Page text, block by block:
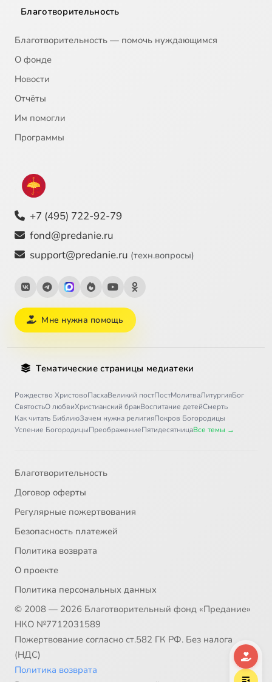
Благотворительность
Благотворительность — помочь нуждающимся
О фонде
Новости
Отчёты
Им помогли
Программы
+7 (495) 722-92-79
fond@predanie.ru
support@predanie.ru (техн.вопросы)
Мне нужна помощь
Тематические страницы медиатеки
Рождество ХристовоПасхаВеликий постПостМолитваЛитургияБог
СвятостьО любвиХристианский бракВоспитание детейСмерть
Как читать БиблиюЗачем нужна религияПокров Богородицы
Успение БогородицыПреображениеПятидесятницаВсе темы →
Благотворительность
Договор оферты
Регулярные пожертвования
Безопасность платежей
Политика возврата
О проекте
Политика персональных данных
© 2008 — 2026 Благотворительный фонд «Предание»
НКО №7712031589
Пожертвование согласно ст.582 ГК РФ. Без налога
(НДС)
Политика возврата